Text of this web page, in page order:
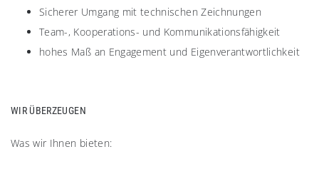
Sicherer Umgang mit technischen Zeichnungen
Team-, Kooperations- und Kommunikationsfähigkeit
hohes Maß an Engagement und Eigenverantwortlichkeit
WIR ÜBERZEUGEN​
Was wir Ihnen bieten: